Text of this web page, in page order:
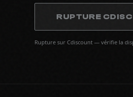
RUPTURE
Rupture sur Cdiscount — vérifie la